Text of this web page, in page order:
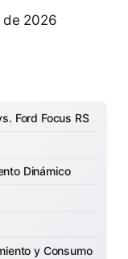
de 2026
Ford Focus RS
Dinámico
y Consumo